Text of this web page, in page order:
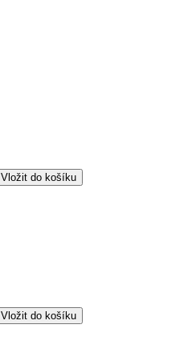
Vložit do košíku
Vložit do košíku